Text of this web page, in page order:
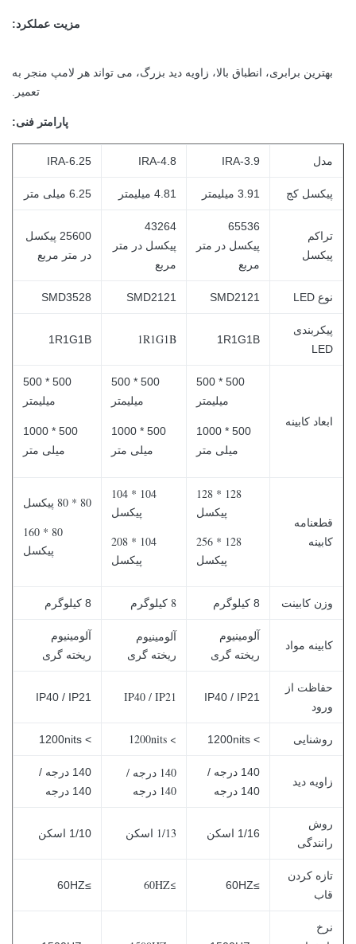
مزیت عملکرد:
بهترین برابری، انطباق بالا، زاویه دید بزرگ، می تواند هر لامپ منجر به
تعمیر.
پارامتر فنی:
مدل IRA-3.9
IRA-4.8
IRA-6.25
پیکسل کج 3.91 میلیمتر 4.81 میلیمتر 6.25 میلی متر
تراکم
پیکسل
65536
پیکسل در متر
مربع
43264
پیکسل در متر
مربع
25600 پیکسل
در متر مربع
نوع LED SMD2121
SMD2121
SMD3528
پیکربندی
LED
1R1G1B
1R1G1B
1R1G1B
ابعاد کابینه
500 * 500
میلیمتر
500 * 1000
میلی متر
500 * 500
میلیمتر
500 * 1000
میلی متر
500 * 500
میلیمتر
500 * 1000
میلی متر
قطعنامه
کابینه
128 * 128
پیکسل
128 * 256
پیکسل
104 * 104
پیکسل
104 * 208
پیکسل
80 * 80 پیکسل
80 * 160
پیکسل
وزن کابینت 8 کیلوگرم 8 کیلوگرم 8 کیلوگرم
کابینه مواد
آلومینیوم
ریخته گری
آلومینیوم
ریخته گری
آلومینیوم
ریخته گری
حفاظت از
ورود
IP40 / IP21
IP40 / IP21
IP40 / IP21
روشنایی > 1200nits
> 1200nits
> 1200nits
زاویه دید
140 درجه /
140 درجه
140 درجه /
140 درجه
140 درجه /
140 درجه
روش
رانندگی
1/16 اسکن 1/13 اسکن 1/10 اسکن
تازه کردن
قاب
≥60HZ
≥60HZ
≥60HZ
نرخ